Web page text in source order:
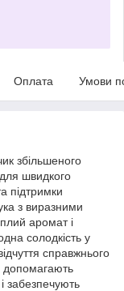
Оплата Умови
збільшеного
швидкого
підтримки
з виразними
аромат і
солодкість у
справжнього
допомагають
забезпечують